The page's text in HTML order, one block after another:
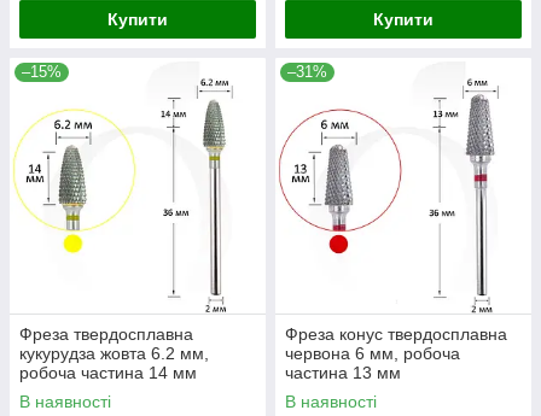
Купити Купити
–15%
Фреза твердосплавна
кукурудза жовта 6.2 мм,
робоча частина 14 мм
В наявності
–31%
Фреза конус твердосплавна
червона 6 мм, робоча
частина 13 мм
В наявності